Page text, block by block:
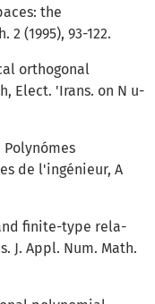
the
(1995), 93-122.
orthogonal
Elect. 'Irans. on N u­
Polynómes
de l'ingénieur, A
finite-type rela­
J. Appl. Num. Math.